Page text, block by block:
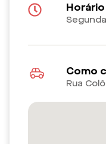
Como
Rua